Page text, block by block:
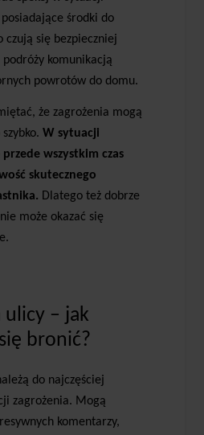
środki do
czują się bezpieczniej
podróży komunikacją
powrotów do domu.
że zagrożenia mogą
W sytuacji
wszystkim czas
skutecznego
Dlatego też dobrze
może okazać się
ulicy – jak
bronić?
do najczęściej
zagrożenia. Mogą
komentarzy,